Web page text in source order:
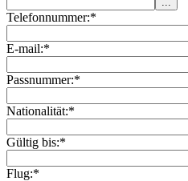
Telefonnummer:*
E-mail:*
Passnummer:*
Nationalität:*
Gültig bis:*
Flug:*